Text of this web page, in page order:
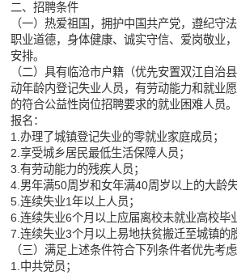
二、招聘条件
（一）热爱祖国，拥护中国共产党，遵纪守
职业道德，身体健康、诚实守信、爱岗敬业
安排。
（二）具有临沧市户籍（优先安置双江自治
动年龄内登记失业人员，有劳动能力和就业
的符合公益性岗位招聘要求的就业困难人员
报名：
1.办理了城镇登记失业的零就业家庭成员；
2.享受城乡居民最低生活保障人员；
3.有劳动能力的残疾人员；
4.男年满50周岁和女年满40周岁以上的大龄失
5.连续失业1年以上人员；
6.连续失业6个月以上应届离校未就业高校毕
7.连续失业3个月以上易地扶贫搬迁至城镇的
（三）满足上述条件符合下列条件者优先考虑
1.中共党员；